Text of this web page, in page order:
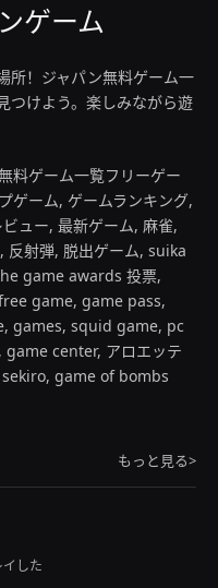
ゲーム
所！ジャパン無料ゲーム一
つけよう。楽しみながら遊
料ゲーム一覧フリーゲー
ゲーム, ゲームランキング,
ュー, 最新ゲーム, 麻雀,
反射弾, 脱出ゲーム, suika
game awards 投票,
game, game pass,
games, squid game, pc
center, アロエッテ
game of bombs
もっと見る>
した